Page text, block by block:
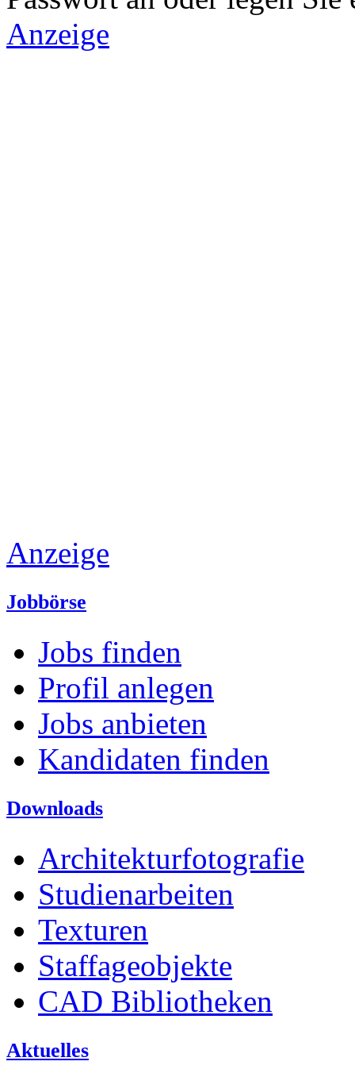
Anzeige
Anzeige
Jobbörse
Jobs finden
Profil anlegen
Jobs anbieten
Kandidaten finden
Downloads
Architekturfotografie
Studienarbeiten
Texturen
Staffageobjekte
CAD Bibliotheken
Aktuelles